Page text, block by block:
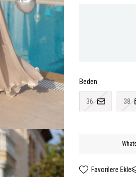
Beden
36 38
Favorilere Ekle